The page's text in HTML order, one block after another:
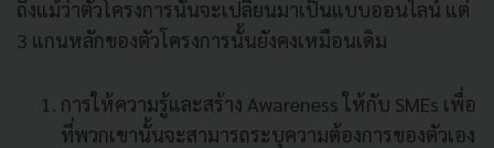
ถึงแม้ว่าตัวโครงการนั้นจะเปลี่ยนมาเป็นแบบออนไลน์ แต่
3 แกนหลักของตัวโครงการนั้นยังคงเหมือนเดิม
การให้ความรู้และสร้าง Awareness ให้กับ SMEs เพื่อ
ที่พวกเขานั้นจะสามารถระบุความต้องการของตัวเอง